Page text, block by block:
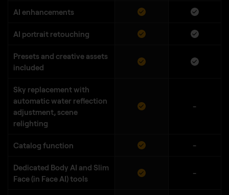
AI enhancements
AI portrait retouching
Presets and creative assets
included
Sky replacement with
automatic water reflection
adjustment, scene
relighting
-
Catalog function -
Dedicated Body AI and Slim
Face (in Face AI) tools
-